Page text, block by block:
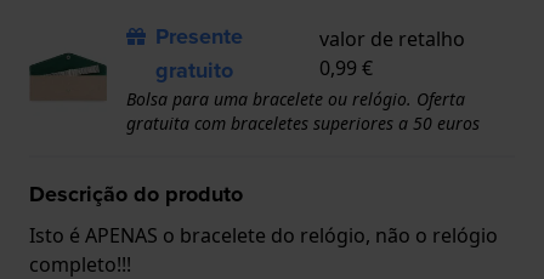
Presente
gratuito
valor de retalho
0,99 €
Bolsa para uma bracelete ou relógio. Oferta
gratuita com braceletes superiores a 50 euros
Descrição do produto
Isto é APENAS o bracelete do relógio, não o relógio
completo!!!